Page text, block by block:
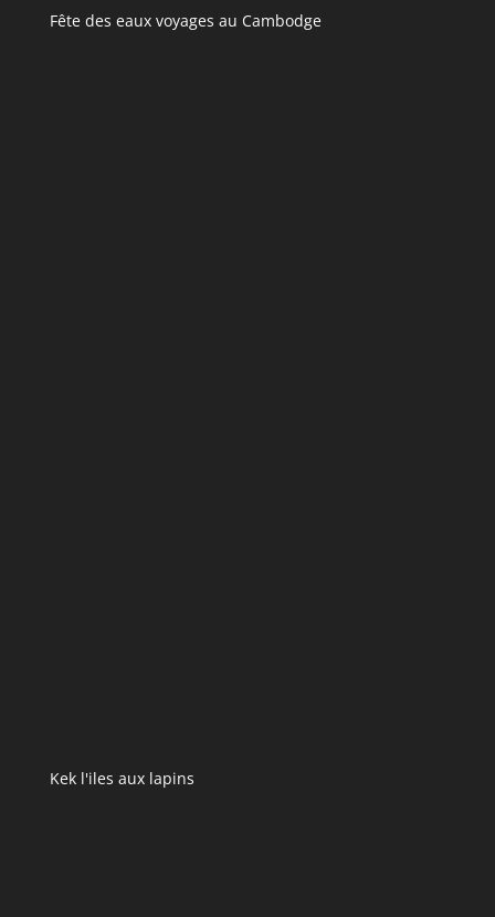
Fête des eaux voyages au Cambodge
Kek l'iles aux lapins